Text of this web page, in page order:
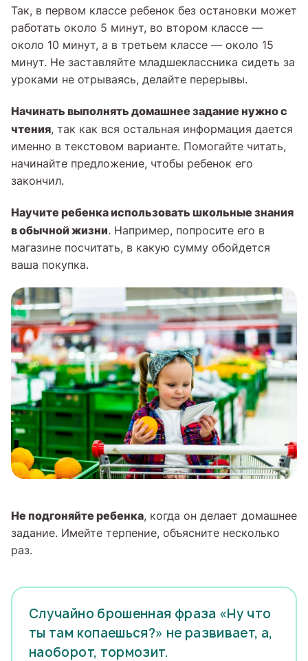
Так, в первом классе ребенок без остановки может
работать около 5 минут, во втором классе —
около 10 минут, а в третьем классе — около 15
минут. Не заставляйте младшеклассника сидеть за
уроками не отрываясь, делайте перерывы.
Начинать выполнять домашнее задание нужно с
чтения, так как вся остальная информация дается
именно в текстовом варианте. Помогайте читать,
начинайте предложение, чтобы ребенок его
закончил.
Научите ребенка использовать школьные знания
в обычной жизни. Например, попросите его в
магазине посчитать, в какую сумму обойдется
ваша покупка.
Не подгоняйте ребенка, когда он делает домашнее
задание. Имейте терпение, объясните несколько
раз.
Случайно брошенная фраза «Ну что
ты там копаешься?» не развивает, а,
наоборот, тормозит.